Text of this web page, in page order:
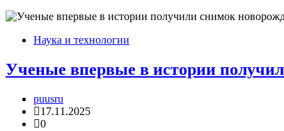
Наука и технологии
Ученые впервые в истории
puusru
17.11.2025
0